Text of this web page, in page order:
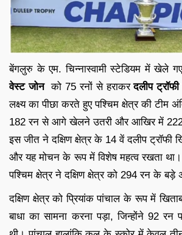
बेंगलुरु के एम. चिन्नास्वामी स्टेडियम में खेले
वेस्ट जोन को 75 रनों से हराकरदलीप ट्रॉफी
लक्ष्य का पीछा करते हुए पश्चिम क्षेत्र की टीम
182 रन से आगे खेलने उतरी और आखिर में
इस जीत ने दक्षिण क्षेत्र के 14 वें दलीप ट्रॉफी
और यह मोचन के रूप में विशेष महत्व रखता
पश्चिम क्षेत्र ने दक्षिण क्षेत्र को 294 रन के बड़े
दक्षिण क्षेत्र को प्रियांक पांचाल के रूप में
बाधा का सामना करना पड़ा, जिन्होंने 92 रन